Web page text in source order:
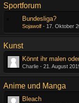
Sportforum
Bundesliga?
Sojawolf - 17. Oktober
Kunst
Könnt ihr malen
Charlie - 21. August
Anime und Manga
Bleach